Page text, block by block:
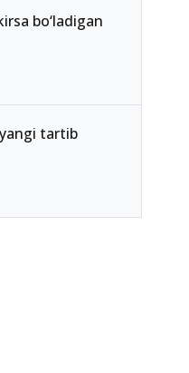
bo‘ladigan
tartib